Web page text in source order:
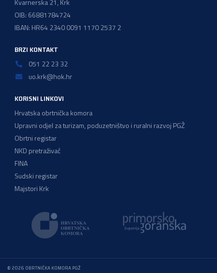
Kvarnerska 21, Krk
OIB: 66881784724
IBAN: HR64 2340 0091 1170 2537 2
BRZI KONTAKT
051 22 23 32
uo.krk@hok.hr
KORISNI LINKOVI
Hrvatska obrtnička komora
Upravni odjel za turizam, poduzetništvo i ruralni razvoj PGŽ
Obrtni registar
NKD pretraživač
FINA
Sudski registar
Majstori Krk
© 2026 OBRTNIČKA KOMORA PGŽ